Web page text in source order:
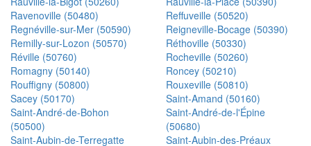
Ravenoville (50480)
Reffuveille (50520)
Regnéville-sur-Mer (50590)
Reigneville-Bocage (50390)
Remilly-sur-Lozon (50570)
Réthoville (50330)
Réville (50760)
Rocheville (50260)
Romagny (50140)
Roncey (50210)
Rouffigny (50800)
Rouxeville (50810)
Sacey (50170)
Saint-Amand (50160)
Saint-André-de-Bohon
(50500)
Saint-André-de-l'Épine
(50680)
Saint-Aubin-de-Terregatte
Saint-Aubin-des-Préaux